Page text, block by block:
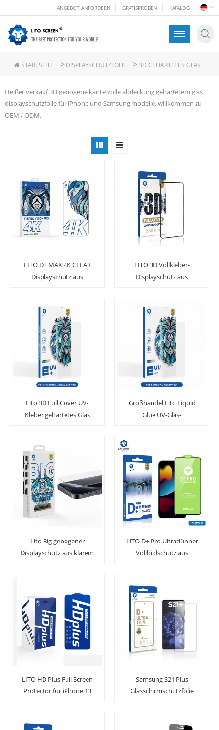
ANGEBOT ANFORDERN GRATISPROBEN KATALOG
STARTSEITE > DISPLAYSCHUTZFOLIE > 3D GEHÄRTETES GLAS
Heißer verkauf 3D gebogene kante volle abdeckung gehärtetem glas
displayschutzfolie für iPhone und Samsung modelle, willkommen zu
OEM / ODM.
LITO D+ MAX 4K CLEAR
Displayschutz aus
LITO 3D Vollkleber-
Displayschutz aus
Lito 3D Full Cover UV-
Kleber gehärtetes Glas
Großhandel Lito Liquid
Glue UV-Glas-
Lito Big gebogener
Displayschutz aus klarem
LITO D+ Pro Ultradünner
Vollbildschutz aus
LITO HD Plus Full Screen
Protector für iPhone 13
Samsung S21 Plus
Glasschirmschutzfolie